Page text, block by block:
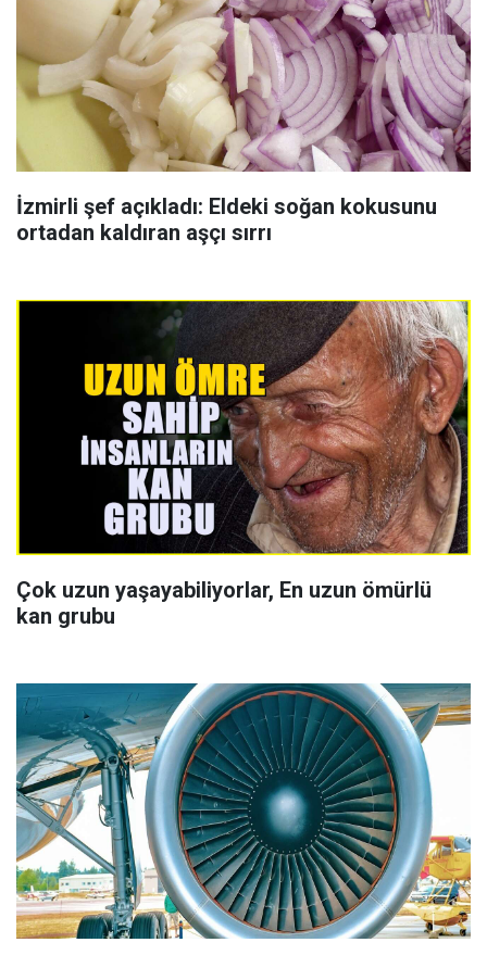
İzmirli şef açıkladı: Eldeki soğan kokusunu
ortadan kaldıran aşçı sırrı
Çok uzun yaşayabiliyorlar, En uzun ömürlü
kan grubu